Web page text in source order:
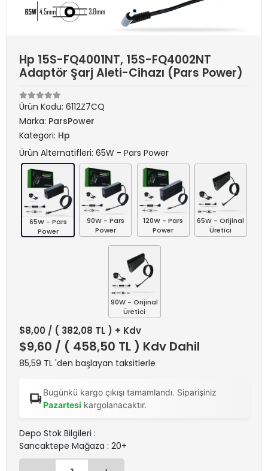
Hp 15S-FQ4001NT, 15S-FQ4002NT
Adaptör Şarj Aleti-Cihazı (Pars Power)
Ürün Kodu: 6112Z7CQ
Marka: ParsPower
Kategori: Hp
Ürün Alternatifleri: 65W - Pars Power
65W - Pars
Power
90W - Pars
Power
120W - Pars
Power
65W - Orijinal
Üretici
90W - Orijinal
Üretici
$8,00 / ( 382,08 TL ) + Kdv
$9,60 / ( 458,50 TL ) Kdv Dahil
85,59 TL 'den başlayan taksitlerle
Bugünkü kargo çıkışı tamamlandı. Siparişiniz
Pazartesi kargolanacaktır.
Depo Stok Bilgileri :
Sancaktepe Mağaza : 20+